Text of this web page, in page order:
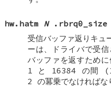
hw.hatm N
.rbrq0_size
受信バッファ返りキ
ーは、ドライバで受
バッファを返すため
1 と 16384 の間
2 の冪乗でなければな